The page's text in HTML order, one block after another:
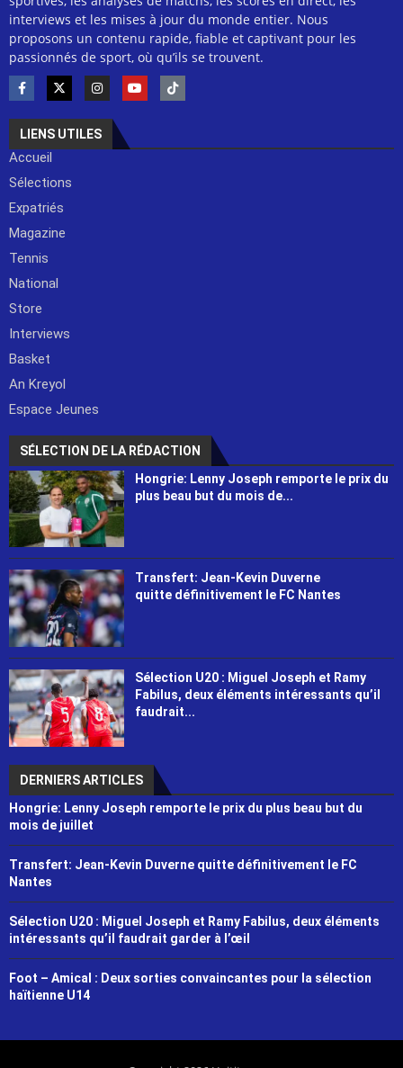
interviews et les mises à jour du monde entier. Nous
proposons un contenu rapide, fiable et captivant pour les
passionnés de sport, où qu’ils se trouvent.
LIENS UTILES
Accueil
Sélections
Expatriés
Magazine
Tennis
National
Store
Interviews
Basket
An Kreyol
Espace Jeunes
SÉLECTION DE LA RÉDACTION
Hongrie: Lenny Joseph remporte le prix du
plus beau but du mois de...
Transfert: Jean-Kevin Duverne
quitte définitivement le FC Nantes
Sélection U20 : Miguel Joseph et Ramy
Fabilus, deux éléments intéressants qu’il
faudrait...
DERNIERS ARTICLES
Hongrie: Lenny Joseph remporte le prix du plus beau but du
mois de juillet
Transfert: Jean-Kevin Duverne quitte définitivement le FC
Nantes
Sélection U20 : Miguel Joseph et Ramy Fabilus, deux éléments
intéressants qu’il faudrait garder à l’œil
Foot – Amical : Deux sorties convaincantes pour la sélection
haïtienne U14